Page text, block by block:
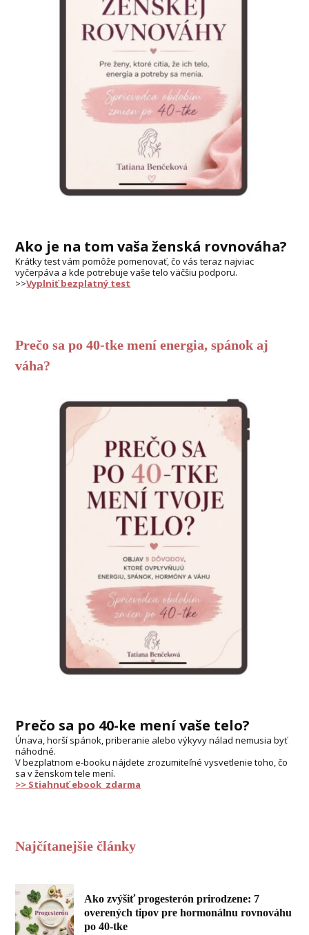
Ako je na tom vaša ženská rovnováha?
Krátky test vám pomôže pomenovať, čo vás teraz najviac
vyčerpáva a kde potrebuje vaše telo väčšiu podporu.
>>Vyplniť bezplatný test
Prečo sa po 40-tke mení energia, spánok aj
váha?
Prečo sa po 40-ke mení vaše telo?
Únava, horší spánok, priberanie alebo výkyvy nálad nemusia byť
náhodné.
V bezplatnom e-booku nájdete zrozumiteľné vysvetlenie toho, čo
sa v ženskom tele mení.
>> Stiahnuť ebook zdarma
Najčítanejšie články
Ako zvýšiť progesterón prirodzene: 7
overených tipov pre hormonálnu rovnováhu
po 40-tke